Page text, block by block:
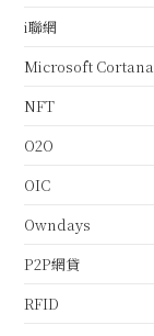
i聯網
Microsoft Cortana
NFT
O2O
OIC
Owndays
P2P網貸
RFID